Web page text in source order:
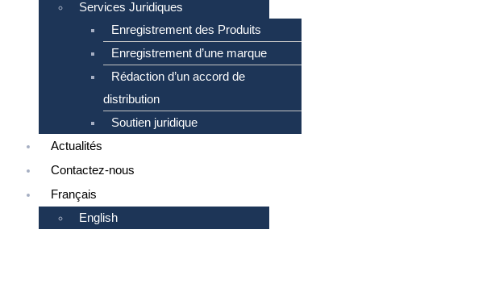
Services Juridiques
Enregistrement des Produits
Enregistrement d’une marque
Rédaction d’un accord de
distribution
Soutien juridique
Actualités
Contactez-nous
Français
English